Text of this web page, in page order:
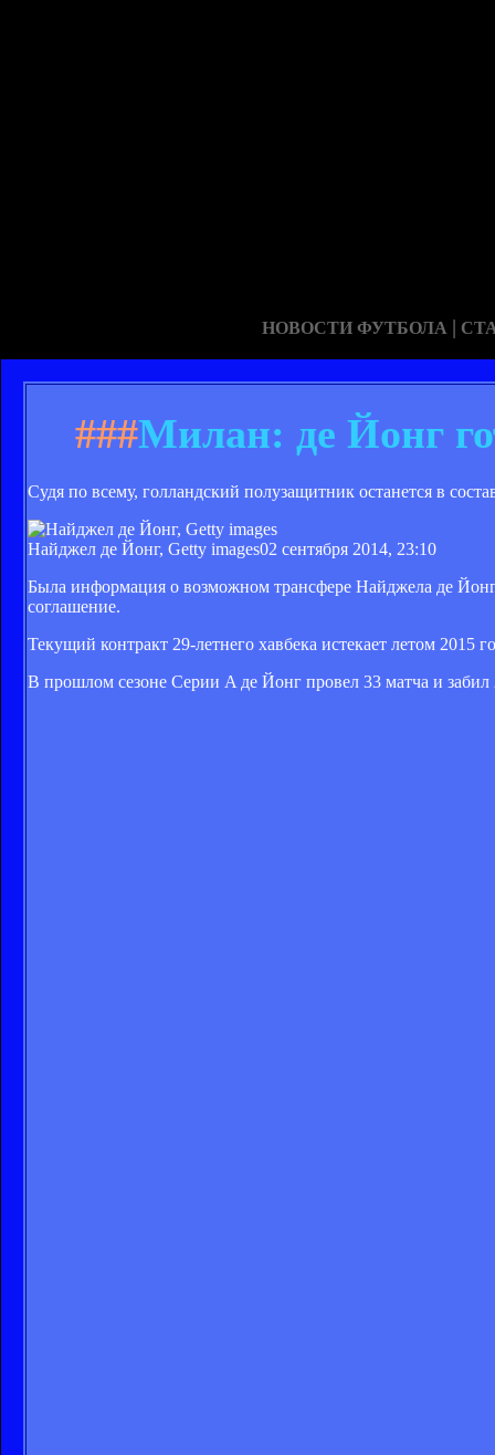
НОВОСТИ ФУТБОЛА |
###Милан: де Йонг
Судя по всему, голландский полузащитник останется в
Найджел де Йонг, Getty images02 сентября 2014, 23:10
Была информация о возможном трансфере Найджела де
соглашение.
Текущий контракт 29-летнего хавбека истекает летом 2015
В прошлом сезоне Серии A де Йонг провел 33 матча и забил